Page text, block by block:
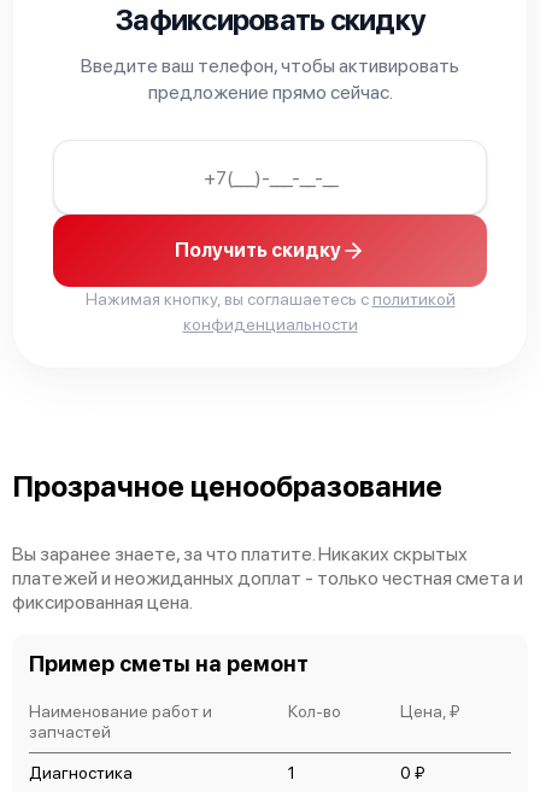
Зафиксировать скидку
Введите ваш телефон, чтобы активировать
предложение прямо сейчас.
Получить скидку
Нажимая кнопку, вы соглашаетесь с политикой
конфиденциальности
Прозрачное ценообразование
Вы заранее знаете, за что платите. Никаких скрытых
платежей и неожиданных доплат - только честная смета и
фиксированная цена.
Пример сметы на ремонт
Наименование работ и
запчастей
Кол-во Цена, ₽
Диагностика 1
0 ₽